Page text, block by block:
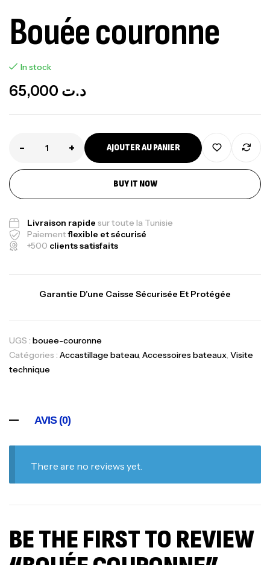
Bouée couronne
In stock
د.ت
- + AJOUTER AU PANIER
BUY IT NOW
Livraison rapide sur toute la Tunisie
Paiementflexible et sécurisé
+500 clients satisfaits
Garantie D’une Caisse Sécurisée Et Protégée
UGS : bouee-couronne
Catégories : Accastillage bateau, Accessoires bateaux, Visite
technique
AVIS (0)
There are no reviews yet.
BE THE FIRST TO REVIEW